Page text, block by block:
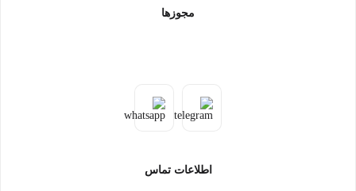
مجوزها
اطلاعات تماس